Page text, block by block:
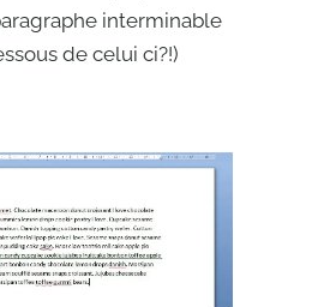
interminable
de celui ci?!)